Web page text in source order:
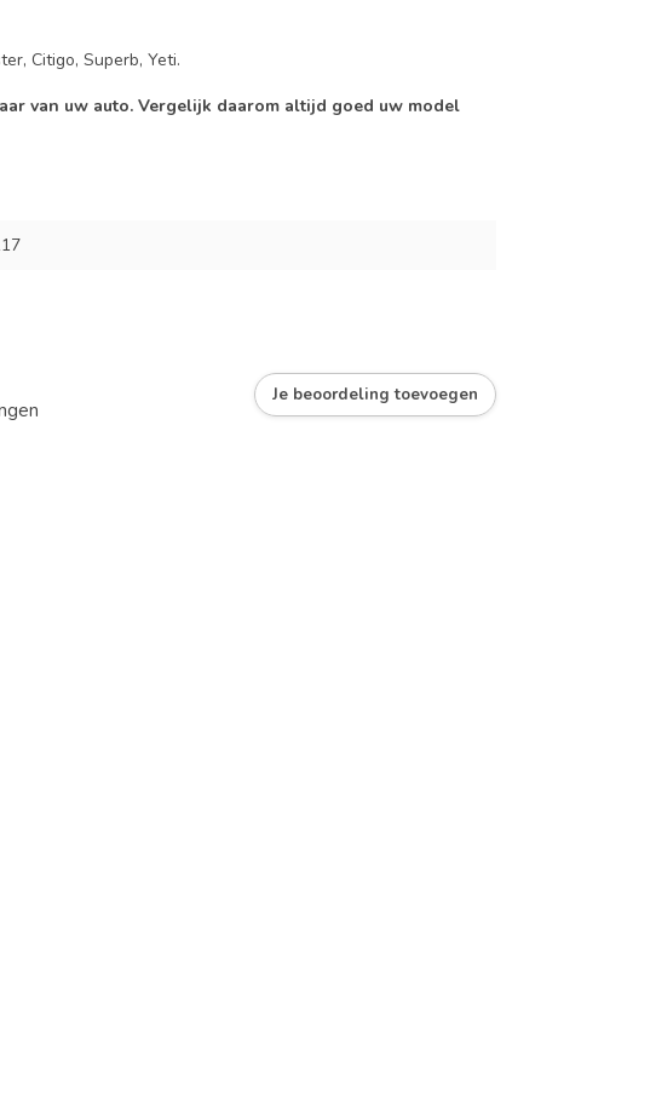
Citigo, Superb, Yeti.
van uw auto. Vergelijk daarom altijd goed uw model
Je beoordeling toevoegen